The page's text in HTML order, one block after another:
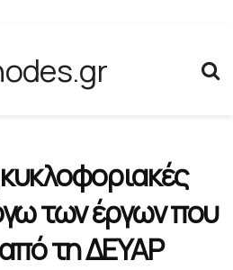
των έργων που
τη ΔΕΥΑΡ